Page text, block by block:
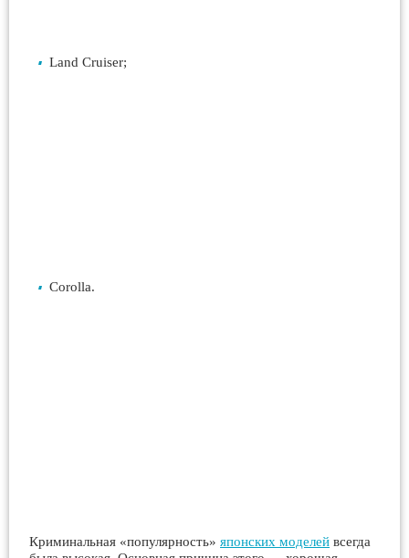
Land Cruiser;
Corolla.
Криминальная «популярность» японских моделей всегда